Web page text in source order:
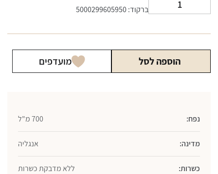
של
ברקוד: 5000299605950
הוספה לסל מועדפים
נפח: 700 מ"ל
מדינה: אנגליה
כשרות: ללא מדבקת כשרות